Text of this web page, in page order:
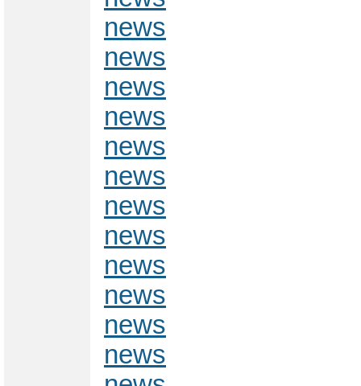
news
news
news
news
news
news
news
news
news
news
news
news